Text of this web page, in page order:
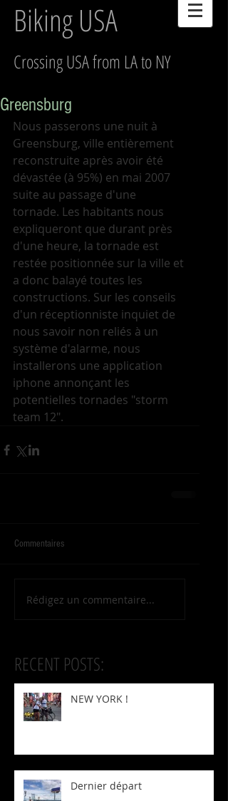
Biking USA
Crossing USA from LA to NY
RECENT POSTS:
Greensburg
Nous passerons une nuit à
Greensburg, ville entièrement
reconstruite après avoir été
dévastée (à 95%) en mai 2007
suite au passage d'une
tornade. Les habitants nous
expliqueront que durant près
d'une heure, la tornade est
restée positionnée sur la ville et
a donc balayé toutes les
constructions. Sur les conseils
d'un réceptionniste inquiet de
nous savoir non reliés à un
système d'alarme, nous
installerons une application
iphone annonçant les
potentielles tornades "storm
team 12".
Commentaires
Rédigez un commentaire...
NEW YORK !
Dernier départ